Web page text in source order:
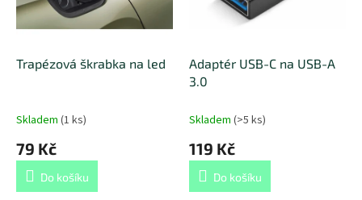
p
Trapézová škrabka na led
Skladem (1 ks)
79 Kč
Do košíku
Adaptér USB-C na USB-A
3.0
Skladem (>5 ks)
119 Kč
Do košíku